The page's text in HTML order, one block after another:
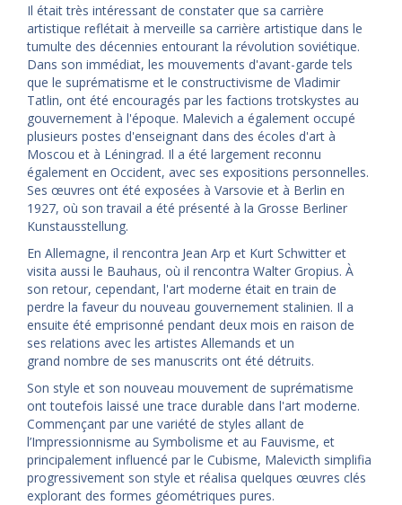
Il était très intéressant de constater que sa carrière
artistique reflétait à merveille sa carrière artistique dans le
tumulte des décennies entourant la révolution soviétique.
Dans son immédiat, les mouvements d'avant-garde tels
que le suprématisme et le constructivisme de Vladimir
Tatlin, ont été encouragés par les factions trotskystes au
gouvernement à l'époque. Malevich a également occupé
plusieurs postes d'enseignant dans des écoles d'art à
Moscou et à Léningrad. Il a été largement reconnu
également en Occident, avec ses expositions personnelles.
Ses œuvres ont été exposées à Varsovie et à Berlin en
1927, où son travail a été présenté à la Grosse Berliner
Kunstausstellung.
En Allemagne, il rencontra Jean Arp et Kurt Schwitter et
visita aussi le Bauhaus, où il rencontra Walter Gropius. À
son retour, cependant, l'art moderne était en train de
perdre la faveur du nouveau gouvernement stalinien. Il a
ensuite été emprisonné pendant deux mois en raison de
ses relations avec les artistes Allemands et un
grand nombre de ses manuscrits ont été détruits.
Son style et son nouveau mouvement de suprématisme
ont toutefois laissé une trace durable dans l'art moderne.
Commençant par une variété de styles allant de
l’Impressionnisme au Symbolisme et au Fauvisme, et
principalement influencé par le Cubisme, Malevicth simplifia
progressivement son style et réalisa quelques œuvres clés
explorant des formes géométriques pures.